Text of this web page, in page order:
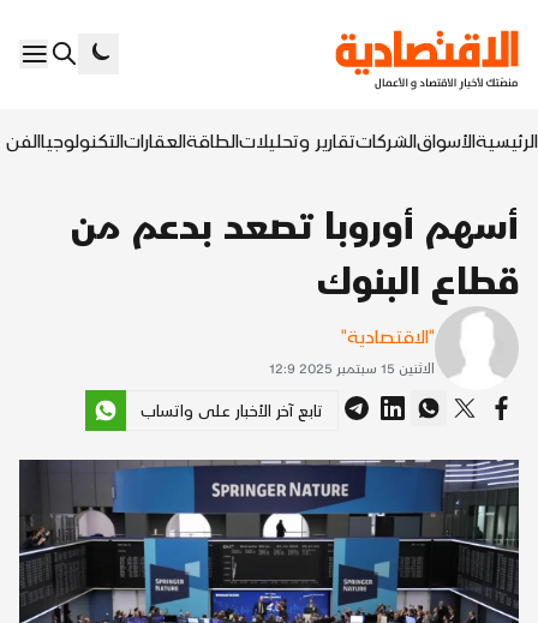
الرئيسيةالأسواقالشركاتتقارير وتحليلاتالطاقةالعقاراتالتكنولوجياالفن
أسهم أوروبا تصعد بدعم من
قطاع البنوك
"الاقتصادية"
الاثنين 15 سبتمبر 2025 12:9
تابع آخر الأخبار على واتساب